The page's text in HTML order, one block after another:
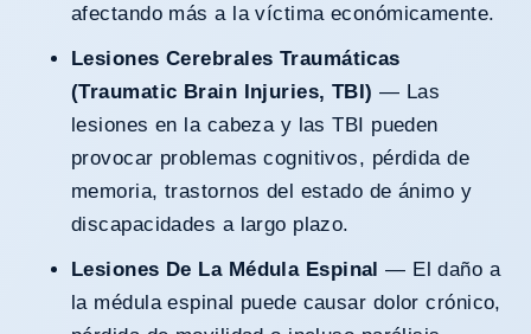
afectando más a la víctima económicamente.
Lesiones Cerebrales Traumáticas
(Traumatic Brain Injuries, TBI) — Las
lesiones en la cabeza y las TBI pueden
provocar problemas cognitivos, pérdida de
memoria, trastornos del estado de ánimo y
discapacidades a largo plazo.
Lesiones De La Médula Espinal — El daño a
la médula espinal puede causar dolor crónico,